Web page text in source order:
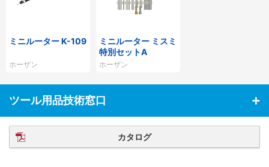
ミニルーター K-109
ホーザン
ミニルーター ミスミ
特別セットA
ホーザン
ツール用品技術窓口
カタログ